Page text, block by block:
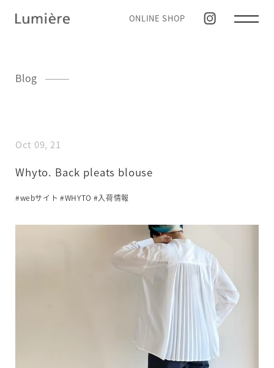
ONLINE SHOP
Blog
Oct 09, 21
Whyto. Back pleats blouse
#webサイト #WHYTO #入荷情報